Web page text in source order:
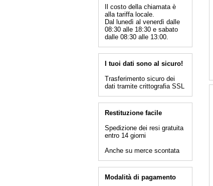
Il costo della chiamata è
alla tariffa locale.
Dal lunedì al venerdì dalle
08:30 alle 18:30 e sabato
dalle 08:30 alle 13:00.
I tuoi dati sono al sicuro!
Trasferimento sicuro dei
dati tramite crittografia SSL
Restituzione facile
Spedizione dei resi gratuita
entro 14 giorni
Anche su merce scontata
Modalità di pagamento